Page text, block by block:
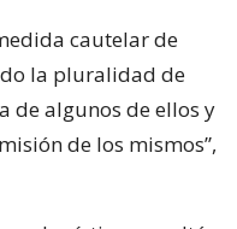
cautelar de
la pluralidad de
de algunos de ellos y
de los mismos”,